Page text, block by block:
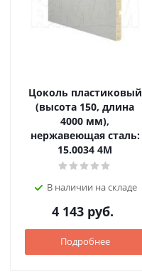
Цоколь пластиковый
(высота 150, длина
4000 мм),
нержавеющая сталь:
15.0034 4M
В наличии на складе
4 143руб.
Подробнее